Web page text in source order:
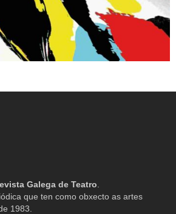
Galega de Teatro
que ten como obxecto as artes
1983.